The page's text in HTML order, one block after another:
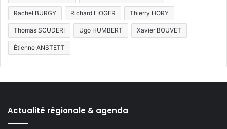
Rachel BURGY Richard LIOGER Thierry HORY
Thomas SCUDERI Ugo HUMBERT Xavier BOUVET
Étienne ANSTETT
Actualité régionale & agenda